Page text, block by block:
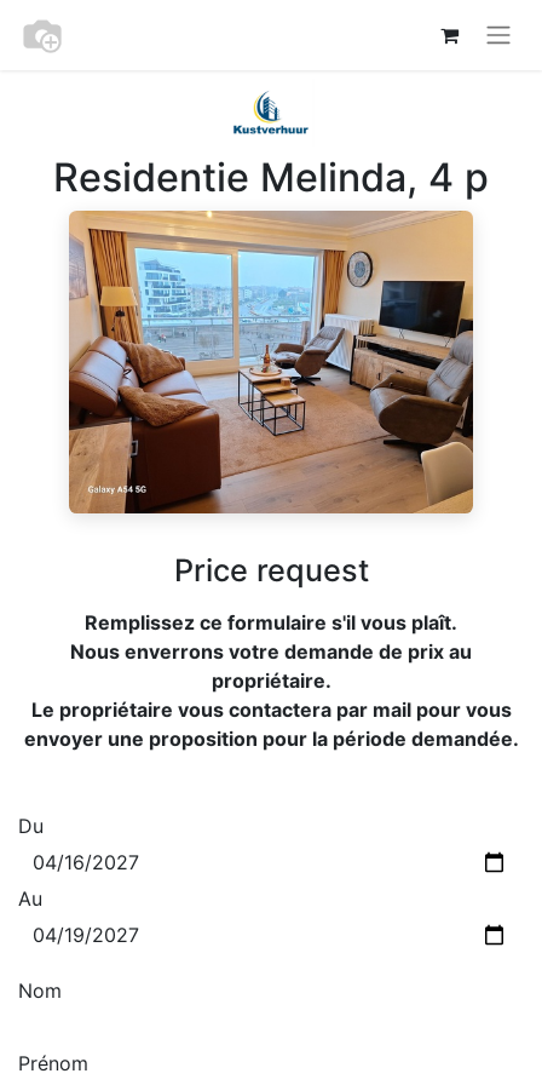
Residentie Melinda, 4 p
Price request
Remplissez ce formulaire s'il vous plaît.
Nous enverrons votre demande de prix au
propriétaire.
Le propriétaire vous contactera par mail pour vous
envoyer une proposition pour la période demandée.
Du
Au
Nom
Prénom